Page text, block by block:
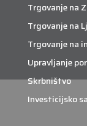
Trgovanje na
Trgovanje na
Trgovanje na
Upravljanje
Skrbništvo
Investicijsko